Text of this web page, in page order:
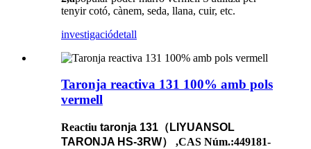
tenyir cotó, cànem, seda, llana, cuir, etc.
investigaciódetall
Taronja reactiva 131 100% amb pols
vermell
Reactiu taronja 131 （ LIYUANSOL
TARONJA HS-3RW） ,CAS Núm.:449181-